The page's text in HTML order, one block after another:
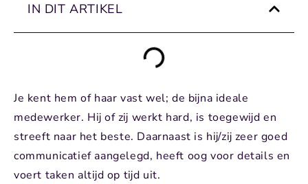
IN DIT ARTIKEL
Je kent hem of haar vast wel; de bijna ideale
medewerker. Hij of zij werkt hard, is toegewijd en
streeft naar het beste. Daarnaast is hij/zij zeer goed
communicatief aangelegd, heeft oog voor details en
voert taken altijd op tijd uit.